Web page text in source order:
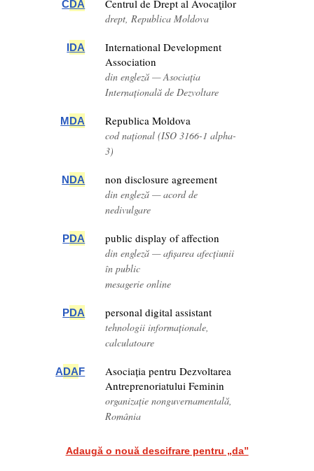
CDA Centrul de Drept al Avocaţilor
drept, Republica Moldova
IDA
International Development
Association
din engleză — Asociația
Internațională de Dezvoltare
MDA Republica Moldova
cod național (ISO 3166-1 alpha-
3)
NDA non disclosure agreement
din engleză — acord de
nedivulgare
PDA public display of affection
din engleză — afișarea afecțiunii
în public
mesagerie online
PDA personal digital assistant
tehnologii informaționale,
calculatoare
ADAF
Asociația pentru Dezvoltarea
Antreprenoriatului Feminin
organizație nonguvernamentală,
România
Adaugă o nouă descifrare pentru „da”